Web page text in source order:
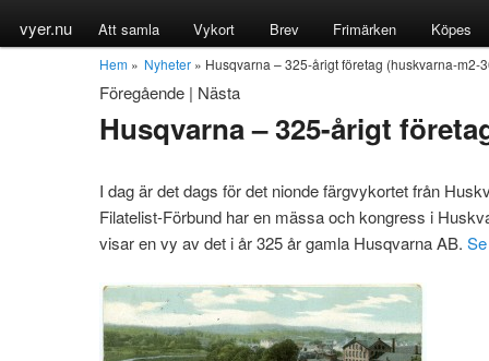
vyer.nu Att samla Vykort Brev Frimärken Köpes
Hem » Nyheter » Husqvarna – 325-årigt företag (huskvarna-m2-
Föregående | Nästa
Husqvarna – 325-årigt
I dag är det dags för det nionde färgvykortet från
Filatelist-Förbund har en mässa och kongress i
visar en vy av det i år 325 år gamla Husqvarna AB.